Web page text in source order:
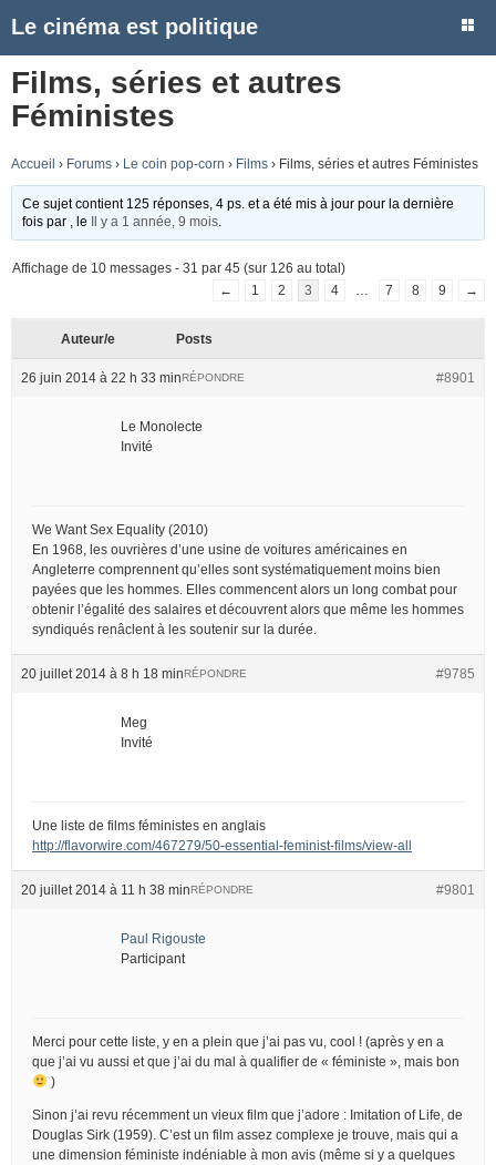
Le cinéma est politique
Films, séries et autres
Féministes
Accueil › Forums › Le coin pop-corn › Films › Films, séries et autres Féministes
Ce sujet contient 125 réponses, 4 ps. et a été mis à jour pour la dernière
fois par
, le Il y a 1 année, 9 mois
Affichage de 10 messages - 31 par 45 (sur 126 au total)
←
1 2 3 4 7 8 9 →
Auteur/e Posts
26 juin 2014 à 22 h 33 min #8901
RÉPONDRE
Le Monolecte
Invité
We Want Sex Equality (2010)
En 1968, les ouvrières d’une usine de voitures américaines en
Angleterre comprennent qu’elles sont systématiquement moins bien
payées que les hommes. Elles commencent alors un long combat pour
obtenir l’égalité des salaires et découvrent alors que même les hommes
syndiqués renâclent à les soutenir sur la durée.
20 juillet 2014 à 8 h 18 min #9785
RÉPONDRE
Meg
Invité
Une liste de films féministes en anglais
http://flavorwire.com/467279/50-essential-feminist-films/view-all
20 juillet 2014 à 11 h 38 min #9801
RÉPONDRE
Paul Rigouste
Participant
Merci pour cette liste, y en a plein que j’ai pas vu, cool ! (après y en a
que j’ai vu aussi et que j’ai du mal à qualifier de « féministe », mais bon
)
Sinon j’ai revu récemment un vieux film que j’adore : Imitation of Life, de
Douglas Sirk (1959). C’est un film assez complexe je trouve, mais qui a
une dimension féministe indéniable à mon avis (même si y a quelques